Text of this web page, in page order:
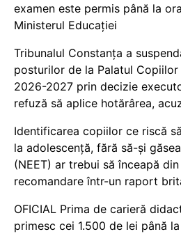
examen este permis până la
Ministerul Educației
Tribunalul Constanța a
posturilor de la Palatul
2026-2027 prin decizie
refuză să aplice hotărârea,
Identificarea copiilor ce riscă
la adolescență, fără să-și
(NEET) ar trebui să înceapă
recomandare într-un raport
OFICIAL Prima de carieră
primesc cei 1.500 de lei până